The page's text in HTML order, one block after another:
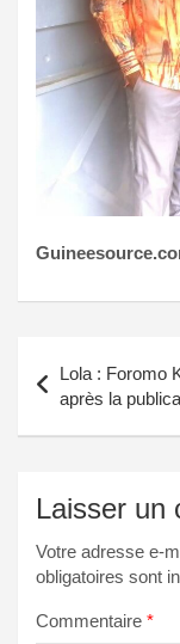
de
l’article
Lola : Foromo
après la
Laisser un
Votre adresse e-
obligatoires sont
Commentaire *